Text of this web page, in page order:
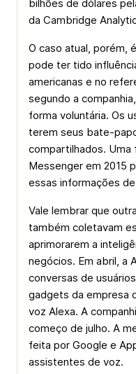
bilhões de dólares
da Cambridge
O caso atual, porém,
pode ter tido
americanas e no
segundo a
forma voluntária. Os
terem seus bate-
compartilhados. Uma
Messenger em 2015
essas informações
Vale lembrar que
também coletavam
aprimorarem a
negócios. Em abril, a
conversas de
gadgets da empresa
voz Alexa. A
começo de julho. A
feita por Google e
assistentes de voz.